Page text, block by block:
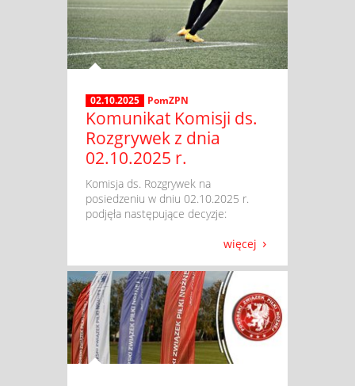
02.10.2025 PomZPN
Komunikat Komisji ds.
Rozgrywek z dnia
02.10.2025 r.
​ Komisja ds. Rozgrywek na
posiedzeniu w dniu 02.10.2025 r.
podjęła następujące decyzje:
więcej